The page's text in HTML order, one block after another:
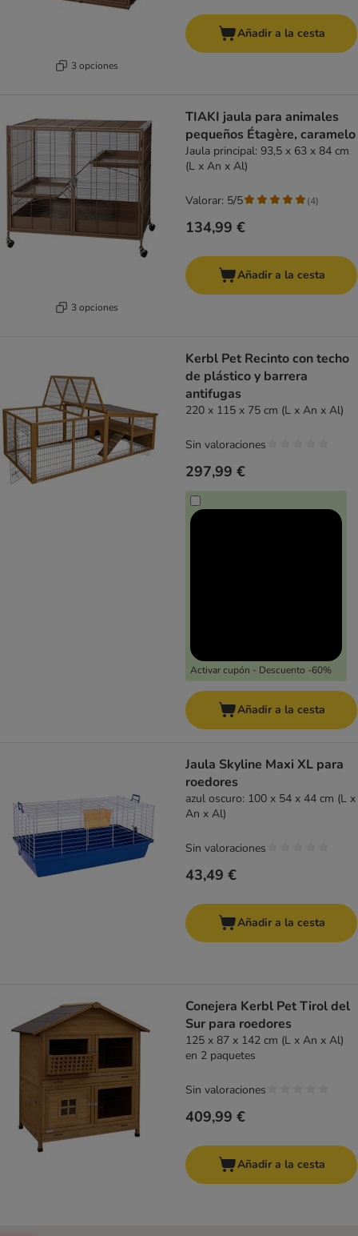
3 opciones
Añadir a la cesta
3 opciones
TIAKI jaula para animales
pequeños Étagère, caramelo
Jaula principal: 93,5 x 63 x 84 cm
(L x An x Al)
134,99 €
Valorar: 5/5 (4)
Añadir a la cesta
Kerbl Pet Recinto con techo
de plástico y barrera
antifugas
220 x 115 x 75 cm (L x An x Al)
297,99 €
Activar cupón - Descuento -60%
Sin valoraciones
Añadir a la cesta
Jaula Skyline Maxi XL para
roedores
azul oscuro: 100 x 54 x 44 cm (L x
An x Al)
43,49 €
Sin valoraciones
Añadir a la cesta
Conejera Kerbl Pet Tirol del
Sur para roedores
125 x 87 x 142 cm (L x An x Al)
en 2 paquetes
409,99 €
Sin valoraciones
Añadir a la cesta